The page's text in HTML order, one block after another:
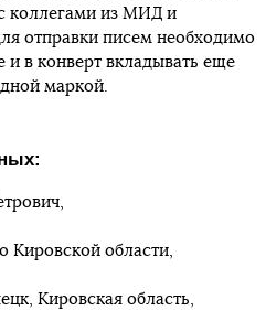
коллегами из МИД и
отправки писем необходимо
и в конверт вкладывать еще
маркой.
области,
Кировская область,